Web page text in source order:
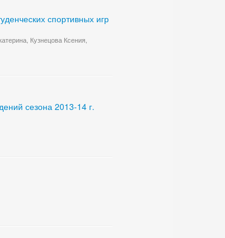
спортивных игр
Кузнецова Ксения,
сезона 2013-14 г.